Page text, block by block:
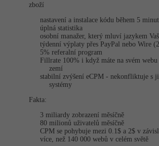
Best practices
Databázový analytik
Copywriter
WordPress specialista
Návrh SW
Algoritmy -41%
Umělá inteligence (AI) -10%
Více
Google Dokumenty
Time management
Windows
Sítě
Video
Ostatní
Fórum
zboží
nastavení a instalace kódu během 5 minut
úplná statistika
osobní manažer, který mluví jazykem
týdenní výplaty přes PayPal nebo Wire
5% referalní program
Fillrate 100% i když máte na svém
zemí
stabilní zvýšení eCPM - nekonfliktuje s
systémy
Fakta:
3 miliardy zobrazení měsíčně
80 milionů uživatelů měsíčně
CPM se pohybuje mezi 0.1$ a 2$ v
více, než 140 000 webů v celém světě